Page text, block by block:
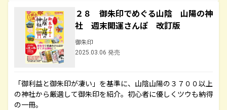
２８ 御朱印でめぐる山陰 山陽の神
社 週末開運さんぽ 改訂版
御朱印
2025.03.06 発売
「御利益と御朱印が凄い」を基準に、山陰山陽の３７００以上
の神社から厳選して御朱印を紹介。初心者に優しくツウも納得
の一冊。